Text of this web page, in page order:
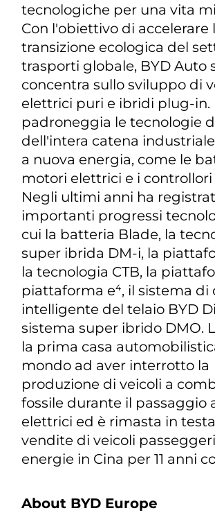
tecnologiche per una vita
Con l'obiettivo di accelerare
transizione ecologica del
trasporti globale, BYD Auto
concentra sullo sviluppo di
elettrici puri e ibridi plug-in.
padroneggia le tecnologie
dell'intera catena
a nuova energia, come le
motori elettrici e i
Negli ultimi anni ha
importanti progressi
cui la batteria Blade, la
super ibrida DM-i, la
la tecnologia CTB, la
piattaforma e⁴, il sistema di
intelligente del telaio BYD
sistema super ibrido DMO.
la prima casa
mondo ad aver interrotto la
produzione di veicoli a
fossile durante il passaggio
elettrici ed è rimasta in
vendite di veicoli
energie in Cina per 11 anni
About BYD Europe